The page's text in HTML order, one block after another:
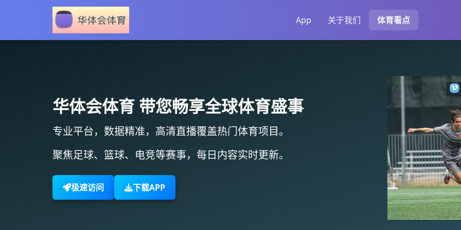
App 关于我们 体育看点
华体会体育 带您畅享全球体育盛事
专业平台，数据精准， 高清直播覆盖热门体育项目。
聚焦足球、篮球、电竞等赛事， 每日内容实时更新。
极速访问 下载APP